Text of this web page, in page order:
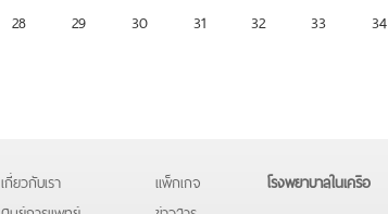
28 29 30 31 32 33 34
เกี่ยวกับเรา
แพ็กเกจ
โรงพยาบาลในเครือ